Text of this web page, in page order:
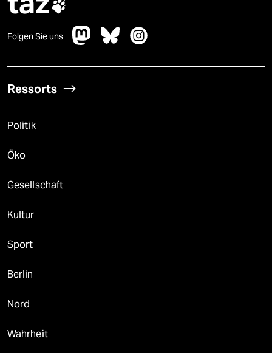

Folgen Sie uns
Ressorts
Politik
Öko
Gesellschaft
Kultur
Sport
Berlin
Nord
Wahrheit